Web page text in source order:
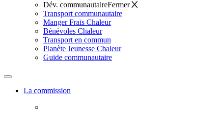
Dév. communautaireFermer
Transport communautaire
Manger Frais Chaleur
Bénévoles Chaleur
Transport en commun
Planète Jeunesse Chaleur
Guide communautaire
La commission